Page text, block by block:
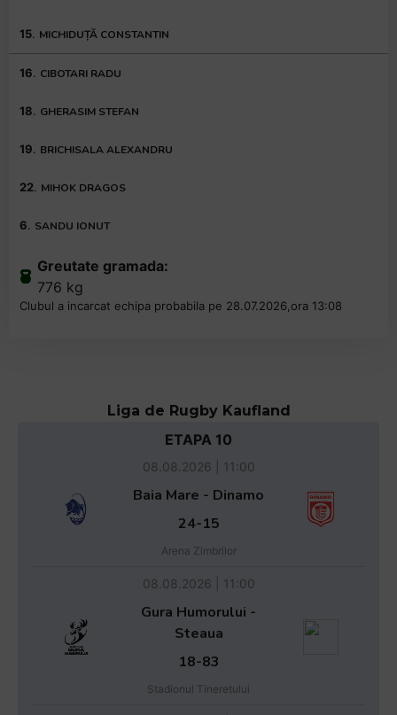
15. MICHIDUȚĂ CONSTANTIN
16. CIBOTARI RADU
18. GHERASIM STEFAN
19. BRICHISALA ALEXANDRU
22. MIHOK DRAGOS
6. SANDU IONUT
Greutate gramada:
776 kg
Clubul a incarcat echipa probabila pe 28.07.2026,ora 13:08
Liga de Rugby Kaufland
ETAPA 10
08.08.2026 | 11:00
Baia Mare - Dinamo
24-15
Arena Zimbrilor
08.08.2026 | 11:00
Gura Humorului -
Steaua
18-83
Stadionul Tineretului